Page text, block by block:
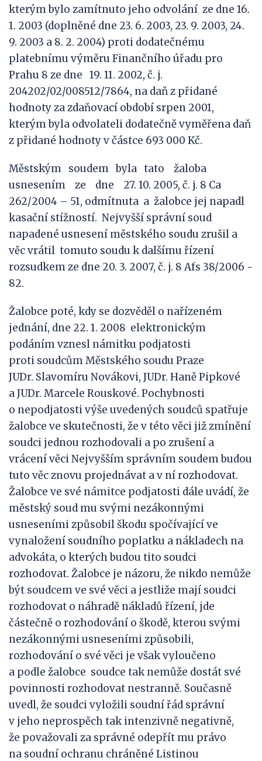
kterým bylo zamítnuto jeho odvolání ze dne 16.
1. 2003 (doplněné dne 23. 6. 2003, 23. 9. 2003, 24.
9. 2003 a 8. 2. 2004) proti dodatečnému
platebnímu výměru Finančního úřadu pro
Prahu 8 ze dne 19. 11. 2002, č. j.
204202/02/008512/7864, na daň z přidané
hodnoty za zdaňovací období srpen 2001,
kterým byla odvolateli dodatečně vyměřena daň
z přidané hodnoty v částce 693 000 Kč.
Městským soudem byla tato žaloba
usnesením ze dne 27. 10. 2005, č. j. 8 Ca
262/2004 – 51, odmítnuta a žalobce jej napadl
kasační stížností. Nejvyšší správní soud
napadené usnesení městského soudu zrušil a
věc vrátil tomuto soudu k dalšímu řízení
rozsudkem ze dne 20. 3. 2007, č. j. 8 Afs 38/2006 -
82.
Žalobce poté, kdy se dozvěděl o nařízeném
jednání, dne 22. 1. 2008 elektronickým
podáním vznesl námitku podjatosti
proti soudcům Městského soudu Praze
JUDr. Slavomíru Novákovi, JUDr. Haně Pipkové
a JUDr. Marcele Rouskové. Pochybnosti
o nepodjatosti výše uvedených soudců spatřuje
žalobce ve skutečnosti, že v této věci již zmínění
soudci jednou rozhodovali a po zrušení a
vrácení věci Nejvyšším správním soudem budou
tuto věc znovu projednávat a v ní rozhodovat.
Žalobce ve své námitce podjatosti dále uvádí, že
městský soud mu svými nezákonnými
usneseními způsobil škodu spočívající ve
vynaložení soudního poplatku a nákladech na
advokáta, o kterých budou tito soudci
rozhodovat. Žalobce je názoru, že nikdo nemůže
být soudcem ve své věci a jestliže mají soudci
rozhodovat o náhradě nákladů řízení, jde
částečně o rozhodování o škodě, kterou svými
nezákonnými usneseními způsobili,
rozhodování o své věci je však vyloučeno
a podle žalobce soudce tak nemůže dostát své
povinnosti rozhodovat nestranně. Současně
uvedl, že soudci vyložili soudní řád správní
v jeho neprospěch tak intenzivně negativně,
že považovali za správné odepřít mu právo
na soudní ochranu chráněné Listinou